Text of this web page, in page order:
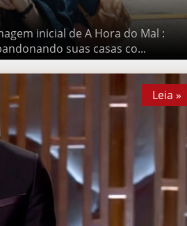
de A Hora do Mal : crianças
casas co...
Leia »